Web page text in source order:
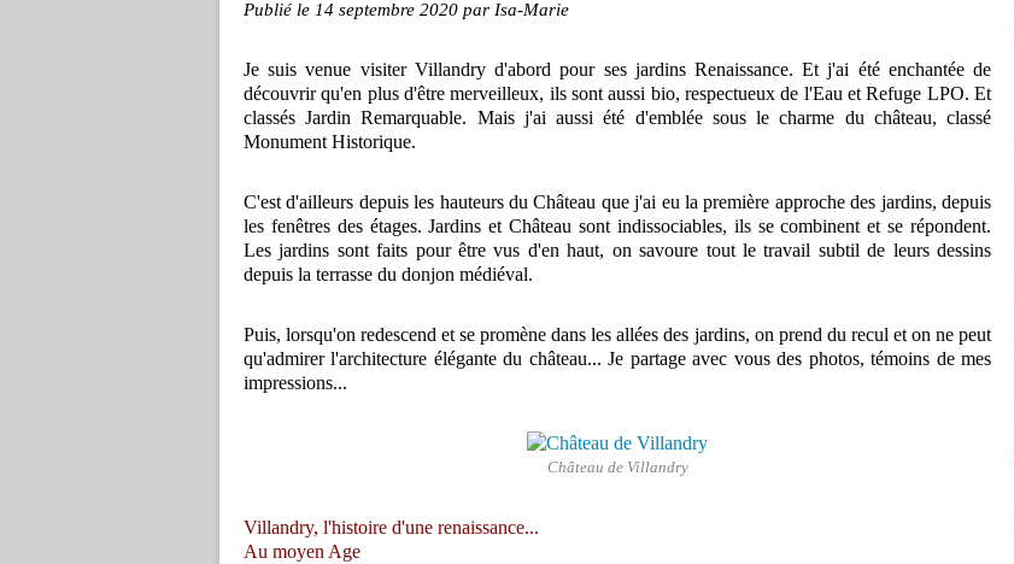
Publié le 14 septembre 2020 par Isa-Marie
Je suis venue visiter Villandry d'abord pour ses jardins Renaissance. Et j'ai été enchantée de
découvrir qu'en plus d'être merveilleux, ils sont aussi bio, respectueux de l'Eau et Refuge LPO. Et
classés Jardin Remarquable. Mais j'ai aussi été d'emblée sous le charme du château, classé
Monument Historique.
C'est d'ailleurs depuis les hauteurs du Château que j'ai eu la première approche des jardins, depuis
les fenêtres des étages. Jardins et Château sont indissociables, ils se combinent et se répondent.
Les jardins sont faits pour être vus d'en haut, on savoure tout le travail subtil de leurs dessins
depuis la terrasse du donjon médiéval.
Puis, lorsqu'on redescend et se promène dans les allées des jardins, on prend du recul et on ne peut
qu'admirer l'architecture élégante du château... Je partage avec vous des photos, témoins de mes
impressions...
Château de Villandry
Villandry, l'histoire d'une renaissance...
Au moyen Age